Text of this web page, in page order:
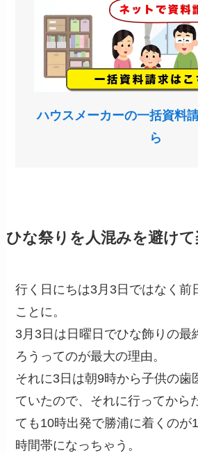
ハウスメーカーの一括資料
ら
ひな祭りを人混みを避け
行く日にちは3月3日ではなく前
ことに。
3月3日は日曜日でひな飾りの最
ろうってのが最大の理由。
それに3日は朝9時から子供の歯
ていたので、それに行ってから
ても10時出発で勝浦に着くのが
時間帯になっちゃう。